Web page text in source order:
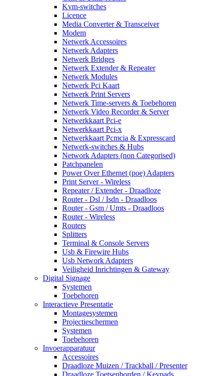
Kvm-switches
Licence
Media Converter & Transceiver
Modem
Netwerk Accessoires
Netwerk Adapters
Netwerk Bridges
Netwerk Extender & Repeater
Netwerk Modules
Netwerk Pci Kaart
Netwerk Print Servers
Netwerk Time-servers & Toebehoren
Netwerk Video Recorder & Server
Netwerkkaart Pci-e
Netwerkkaart Pci-x
Netwerkkaart Pcmcia & Expresscard
Netwerk-switches & Hubs
Network Adapters (non Categorised)
Patchpanelen
Power Over Ethernet (poe) Adapters
Print Server - Wireless
Repeater / Extender - Draadloze
Router - Dsl / Isdn - Draadloos
Router - Gsm / Umts - Draadloos
Router - Wireless
Routers
Splitters
Terminal & Console Servers
Usb & Firewire Hubs
Usb Network Adapters
Veiligheid Inrichtingen & Gateway
Digital Signage
Systemen
Toebehoren
Interactieve Presentatie
Montagesystemen
Projectieschermen
Systemen
Toebehoren
Invoerapparatuur
Accessoires
Draadloze Muizen / Trackball / Presenter
Draadloze Toetsenborden / Keypads